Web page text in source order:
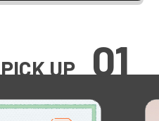
PICK UP 01